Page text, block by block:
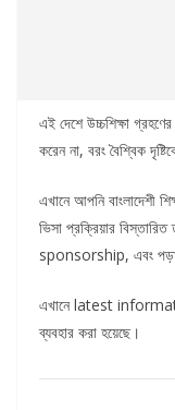
এই দেশে উচ্চশিক্ষা গ্রহণের
করেন না, বরং বৈশ্বিক
এখানে আপনি বাংলাদেশী
ভিসা প্রক্রিয়ার
sponsorship, এবং
এখানে latest
ব্যবহার করা হয়েছে।